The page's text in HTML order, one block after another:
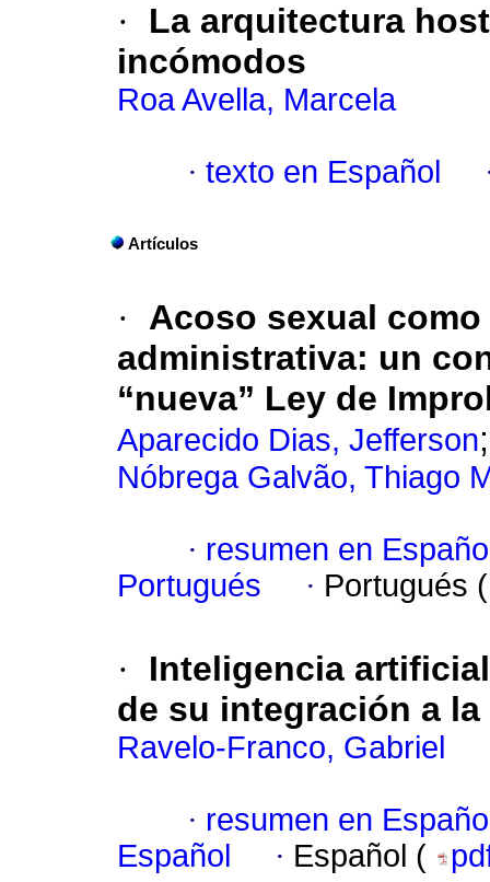
·
La arquitectura
incómodos
Roa Avella, Marcela
· texto en Español
Artículos
·
Acoso sexual
administrativa: un
“nueva” Ley de
Aparecido Dias, Jefferson
Nóbrega Galvão, Thiago
· resumen en
Portugués
· Portugués
·
Inteligencia
de su integración a
Ravelo-Franco, Gabriel
· resumen en
Español
· Español (